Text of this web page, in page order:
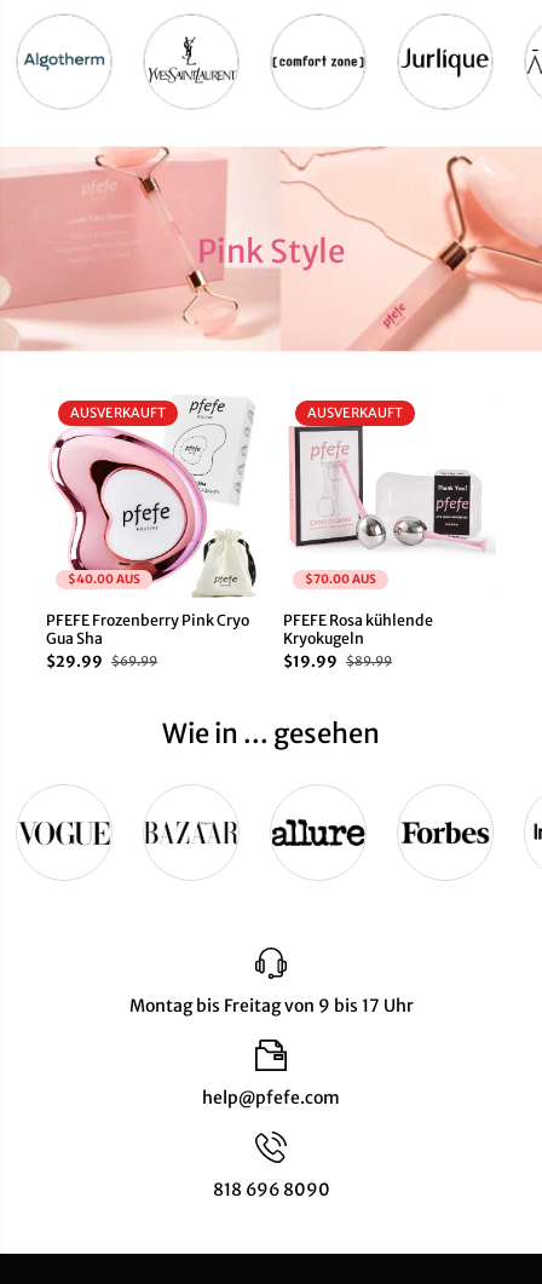
Pink Style
$40.00 AUS
AUSVERKAUFT
PFEFE Frozenberry Pink Cryo
Gua Sha
$29.99
$69.99
$70.00 AUS
AUSVERKAUFT
PFEFE Rosa kühlende
Kryokugeln
$19.99
$89.99
Wie in ... gesehen
Montag bis Freitag von 9 bis 17 Uhr
help@pfefe.com
818 696 8090